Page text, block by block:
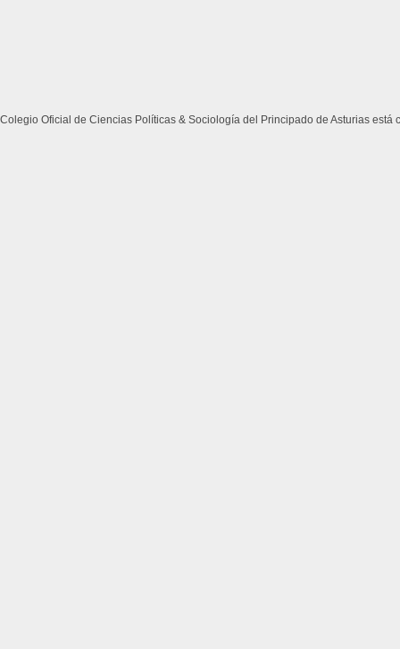
Colegio Oficial de Ciencias Políticas & Sociología del Principado de Asturias está